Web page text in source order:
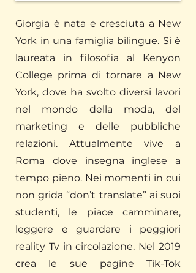
Giorgia è nata e cresciuta a New
York in una famiglia bilingue. Si è
laureata in filosofia al Kenyon
College prima di tornare a New
York, dove ha svolto diversi lavori
nel mondo della moda, del
marketing e delle pubbliche
relazioni. Attualmente vive a
Roma dove insegna inglese a
tempo pieno. Nei momenti in cui
non grida “don’t translate” ai suoi
studenti, le piace camminare,
leggere e guardare i peggiori
reality Tv in circolazione. Nel 2019
crea le sue pagine Tik-Tok